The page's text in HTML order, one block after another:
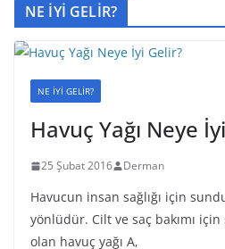
NE İYİ GELİR?
NE İYİ GELİR?
Havuç Yağı Neye
25 Şubat 2016 Derman
Havucun insan sağlığı için
yönlüdür. Cilt ve saç bakımı için
olan havuç yağı A,